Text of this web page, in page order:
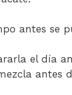
antes se
el día
antes